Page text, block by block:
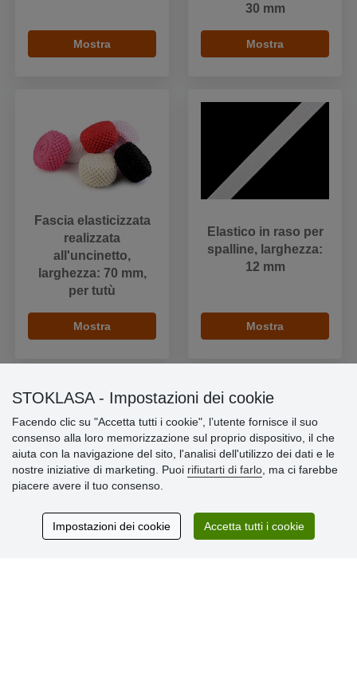
Mostra
30 mm
Mostra
Fascia elasticizzata
realizzata
all'uncinetto,
larghezza: 70 mm,
per tutù
Mostra
Elastico in raso per
spalline, larghezza:
12 mm
Mostra
Informazioni importanti
» Impostazioni dei cookie
» Termini & Condizioni
» Informativa sulla Privacy
» Garanzia e resi
» Programma fedeltà
STOKLASA - Impostazioni dei cookie
Facendo clic su "Accetta tutti i cookie", l’utente fornisce il suo
consenso alla loro memorizzazione sul proprio dispositivo, il che
aiuta con la navigazione del sito, l'analisi dell'utilizzo dei dati e le
nostre iniziative di marketing. Puoi rifiutarti di farlo , ma ci farebbe
piacere avere il tuo consenso.
Impostazioni dei cookie Accetta tutti i cookie